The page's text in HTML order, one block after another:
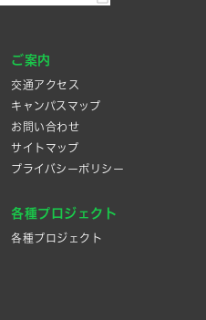
ご案内
交通アクセス
キャンパスマップ
お問い合わせ
サイトマップ
プライバシーポリシー
各種プロジェクト
各種プロジェクト